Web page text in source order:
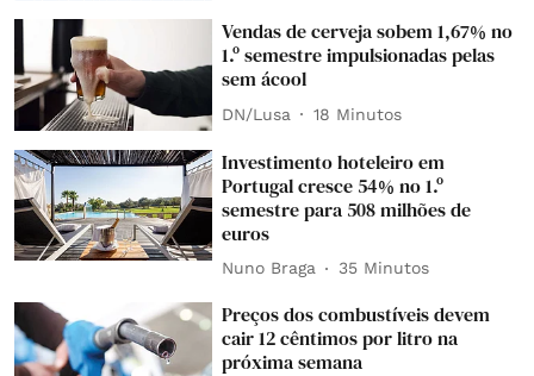
Vendas de cerveja sobem 1,67% no
1.º semestre impulsionadas pelas
sem ácool
DN/Lusa 18 Minutos
Investimento hoteleiro em
Portugal cresce 54% no 1.º
semestre para 508 milhões de
euros
Nuno Braga 35 Minutos
Preços dos combustíveis devem
cair 12 cêntimos por litro na
próxima semana